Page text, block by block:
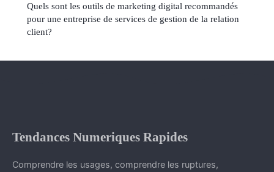
Quels sont les outils de marketing digital recommandés
pour une entreprise de services de gestion de la relation
client?
Tendances Numeriques Rapides
Comprendre les usages, comprendre les ruptures,